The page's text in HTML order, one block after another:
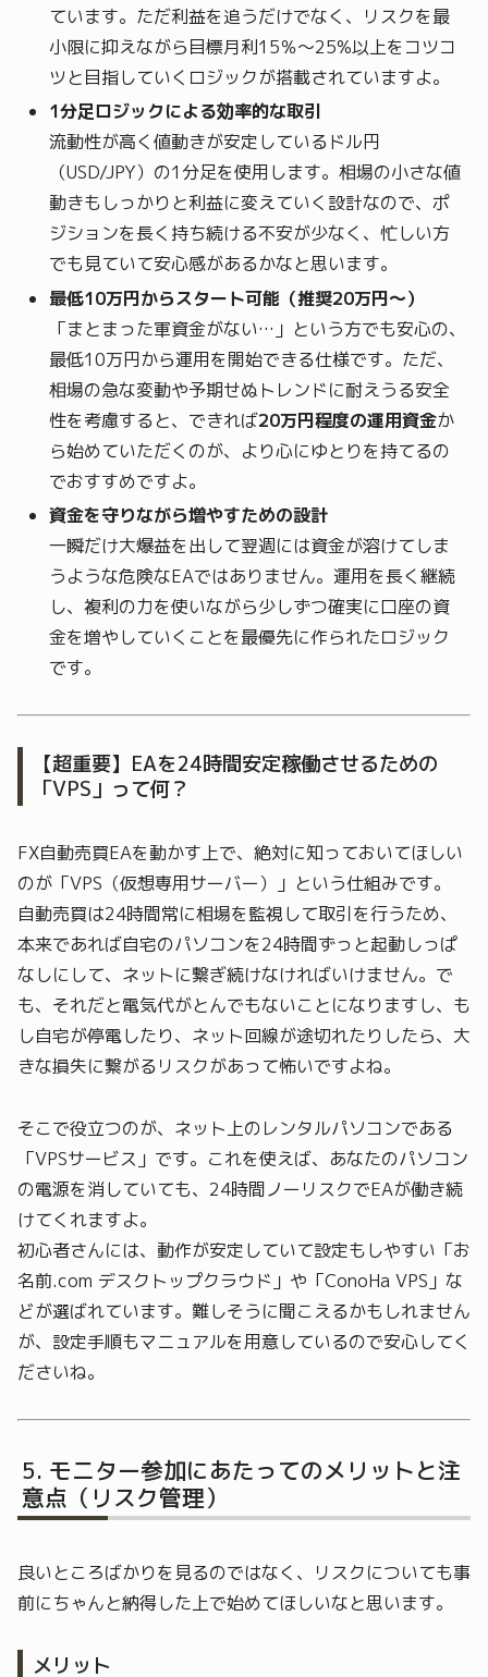
ています。ただ利益を追うだけでなく、リスクを最
小限に抑えながら目標月利15％〜25%以上をコツコ
ツと目指していくロジックが搭載されていますよ。
1分足ロジックによる効率的な取引
流動性が高く値動きが安定しているドル円
（USD/JPY）の1分足を使用します。相場の小さな値
動きもしっかりと利益に変えていく設計なので、ポ
ジションを長く持ち続ける不安が少なく、忙しい方
でも見ていて安心感があるかなと思います。
最低10万円からスタート可能（推奨20万円〜）
「まとまった軍資金がない…」という方でも安心の、
最低10万円から運用を開始できる仕様です。ただ、
相場の急な変動や予期せぬトレンドに耐えうる安全
性を考慮すると、できれば20万円程度の運用資金か
ら始めていただくのが、より心にゆとりを持てるの
でおすすめですよ。
資金を守りながら増やすための設計
一瞬だけ大爆益を出して翌週には資金が溶けてしま
うような危険なEAではありません。運用を長く継続
し、複利の力を使いながら少しずつ確実に口座の資
金を増やしていくことを最優先に作られたロジック
です。
【超重要】EAを24時間安定稼働させるための
「VPS」って何？
FX自動売買EAを動かす上で、絶対に知っておいてほしい
のが「VPS（仮想専用サーバー）」という仕組みです。
自動売買は24時間常に相場を監視して取引を行うため、
本来であれば自宅のパソコンを24時間ずっと起動しっぱ
なしにして、ネットに繋ぎ続けなければいけません。で
も、それだと電気代がとんでもないことになりますし、も
し自宅が停電したり、ネット回線が途切れたりしたら、大
きな損失に繋がるリスクがあって怖いですよね。
そこで役立つのが、ネット上のレンタルパソコンである
「VPSサービス」です。これを使えば、あなたのパソコン
の電源を消していても、24時間ノーリスクでEAが働き続
けてくれますよ。
初心者さんには、動作が安定していて設定もしやすい「お
名前.com デスクトップクラウド」や「ConoHa VPS」な
どが選ばれています。難しそうに聞こえるかもしれません
が、設定手順もマニュアルを用意しているので安心してく
ださいね。
モニター参加にあたってのメリットと注
意点（リスク管理）
良いところばかりを見るのではなく、リスクについても事
前にちゃんと納得した上で始めてほしいなと思います。
メリット